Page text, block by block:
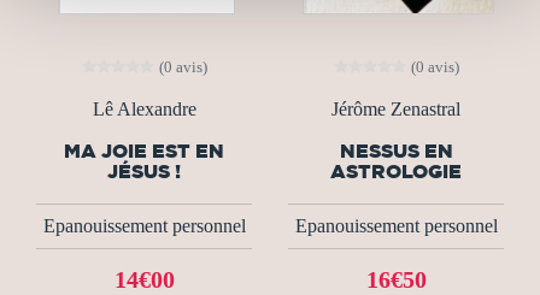
(0 avis)
Lê Alexandre
MA JOIE EST EN
JÉSUS !
Epanouissement personnel
14€00
(0 avis)
Jérôme Zenastral
NESSUS EN
ASTROLOGIE
Epanouissement personnel
16€50